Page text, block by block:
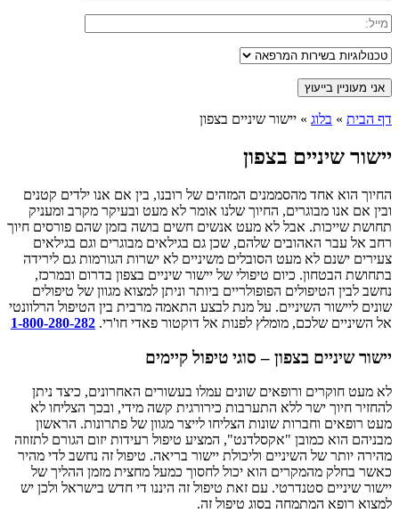
דף הבית » בלוג » יישור שיניים בצפון
יישור שיניים בצפון
החיוך הוא אחד מהסממנים המזהים של רובנו, בין אם אנו ילדים קטנים
ובין אם אנו מבוגרים, החיוך שלנו אומר לא מעט ובעיקר מקרב ומעניק
תחושת שייכות. אבל לא מעט אנשים חשים בושה בזמן שהם פורסים חיוך
רחב אל עבר האהובים שלהם, שכן גם בגילאים מבוגרים וגם בגילאים
צעירים ישנם לא מעט הסובלים משיניים לא ישרות הגורמות גם לירידה
בתחושת הבטחון. כיום טיפולי של יישור שיניים בצפון בדרום ובמרכז,
נחשב לבין הטיפולים הפופולריים ביותר וניתן למצוא מגוון של טיפולים
שונים ליישור השיניים. על מנת לבצע התאמה מרבית בין הטיפול הרלוונטי
אל השיניים שלכם, מומלץ לפנות אל דוקטור פאדי חו'רי. 1-800-280-282
יישור שיניים בצפון – סוגי טיפול קיימים
לא מעט חוקרים ורופאים שונים עמלו בעשורים האחרונים, כיצד ניתן
להחזיר חיוך ישר ללא התערבות כירורגית קשה מידי, ובכך הצליחו לא
מעט רופאים וחברות שונות הצליחו לייצר מגוון של פתרונות. הראשון
מבניהם הוא כמובן "אקסלדנט", המציע טיפול רעידות יזום הגורם לתזוזה
מהירה יותר של השיניים וליכולת יישור בריאה. טיפול זה נחשב לדי מהיר
כאשר בחלק מהמקרים הוא יכול לחסוך כמעל מחצית מזמן ההליך של
יישור שיניים סטנדרטי. עם זאת טיפול זה היננו די חדש בישראל ולכן יש
למצוא רופא המתמחה בסוג טיפול זה.